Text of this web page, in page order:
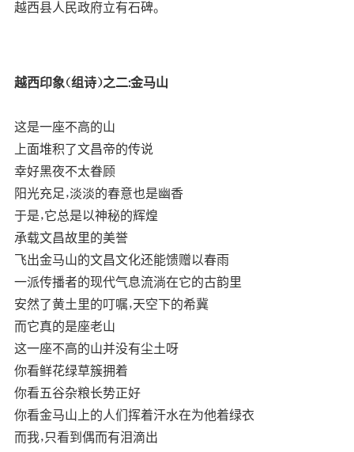
越西县人民政府立有石碑。
越西印象（组诗）之二:金马山
这是一座不高的山
上面堆积了文昌帝的传说
幸好黑夜不太眷顾
阳光充足，淡淡的春意也是幽香
于是，它总是以神秘的辉煌
承载文昌故里的美誉
飞出金马山的文昌文化还能馈赠以春雨
一派传播者的现代气息流淌在它的古韵里
安然了黄土里的叮嘱，天空下的希冀
而它真的是座老山
这一座不高的山并没有尘土呀
你看鲜花绿草簇拥着
你看五谷杂粮长势正好
你看金马山上的人们挥着汗水在为他着绿衣
而我，只看到偶而有泪滴出